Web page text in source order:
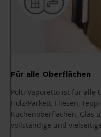
Für alle Oberflächen
Polti Vaporetto ist für alle
Holz/Parkett, Fliesen,
Küchenoberflächen, Glas
vollständige und